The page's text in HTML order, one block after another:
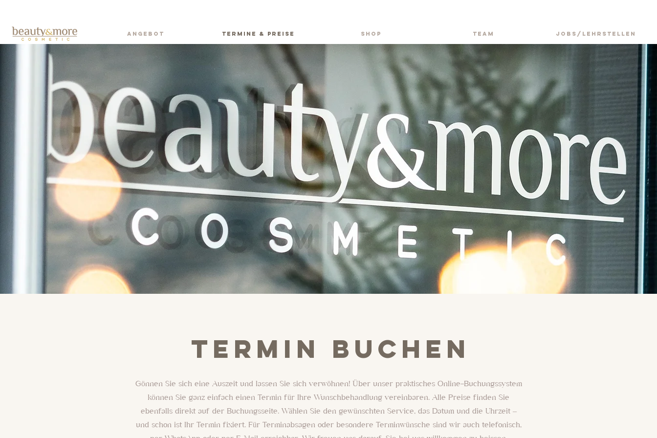
ANGEBOT TERMINE & PREISE SHOP TEAM JOBS/LEHRSTELLEN
termin buchen
Gönnen Sie sich eine Auszeit und lassen Sie sich verwöhnen! Über unser praktisches Online-Buchungssystem
können Sie ganz einfach einen Termin für Ihre Wunschbehandlung vereinbaren. Alle Preise finden Sie
ebenfalls direkt auf der Buchungsseite. Wählen Sie den gewünschten Service, das Datum und die Uhrzeit –
und schon ist Ihr Termin fixiert. Für Terminabsagen oder besondere Terminwünsche sind wir auch telefonisch,